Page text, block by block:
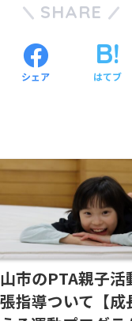
SHARE
シェア はてブ
市のPTA親子活
指導ついて【成